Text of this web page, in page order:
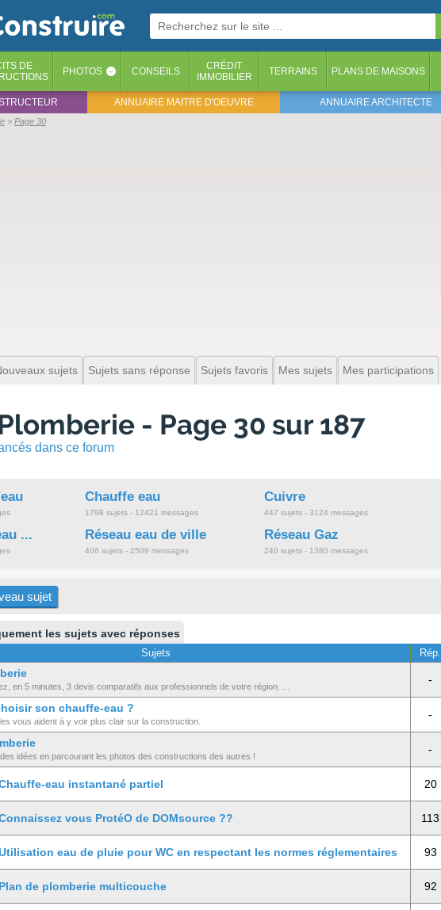
DE
PHOTOS ‹ CONSEILS
CRÉDIT
IMMOBILIER
TERRAINS PLANS DE MAISONS
ANNUAIRE MAITRE D'OEUVRE ANNUAIRE ARCHITECTE
Page 30
sujets Sujets sans réponse Sujets favoris Mes sujets Mes participations
- Page 30 sur 187
dans ce forum
Chauffe eau
1798 sujets - 12421 messages
Cuivre
447 sujets - 3124 messages
... Réseau eau de ville
406 sujets - 2509 messages
Réseau Gaz
240 sujets - 1380 messages
sujet
les sujets avec réponses
Sujets Rép.
en 5 minutes, 3 devis comparatifs aux professionnels de votre région. ...
-
son chauffe-eau ?
vous aident à y voir plus clair sur la construction.
-
idées en parcourant les photos des constructions des autres !
-
eau instantané partiel 20
vous ProtéO de DOMsource ?? 113
eau de pluie pour WC en respectant les normes réglementaires 93
Plan de plomberie multicouche 92